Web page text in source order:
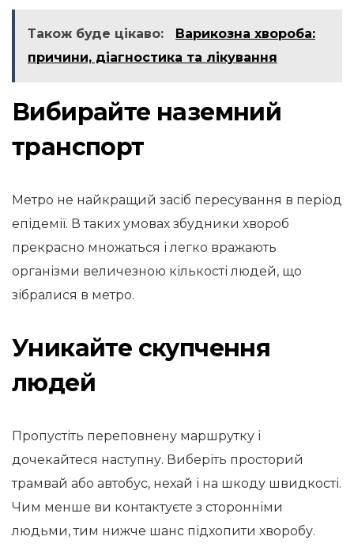
Також буде цікаво:
Варикозна хвороба:
причини, діагностика та лікування
Вибирайте наземний
транспорт
Метро не найкращий засіб пересування в період
епідемії. В таких умовах збудники хвороб
прекрасно множаться і легко вражають
організми величезною кількості людей, що
зібралися в метро.
Уникайте скупчення
людей
Пропустіть переповнену маршрутку і
дочекайтеся наступну. Виберіть просторий
трамвай або автобус, нехай і на шкоду швидкості.
Чим менше ви контактуєте з сторонніми
людьми, тим нижче шанс підхопити хворобу.